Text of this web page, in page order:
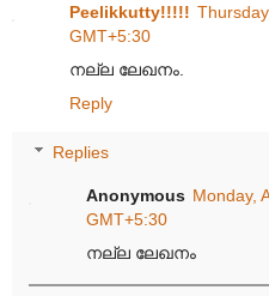
Peelikkutty!!!!!
GMT+5:30
നല്ല ലേഖനം.
Reply
Replies
Anonymous Monday,
GMT+5:30
നല്ല ലേഖനം